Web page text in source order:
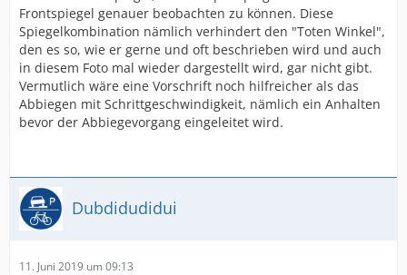
Frontspiegel genauer beobachten zu können. Diese
Spiegelkombination nämlich verhindert den "Toten Winkel",
den es so, wie er gerne und oft beschrieben wird und auch
in diesem Foto mal wieder dargestellt wird, gar nicht gibt.
Vermutlich wäre eine Vorschrift noch hilfreicher als das
Abbiegen mit Schrittgeschwindigkeit, nämlich ein Anhalten
bevor der Abbiegevorgang eingeleitet wird.
Dubdidudidui
11. Juni 2019 um 09:13